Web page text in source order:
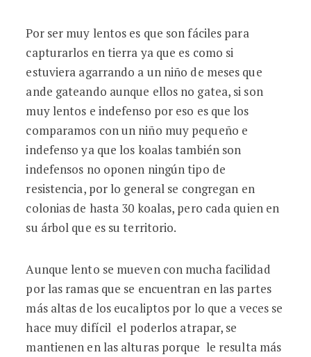
Por ser muy lentos es que son fáciles para
capturarlos en tierra ya que es como si
estuviera agarrando a un niño de meses que
ande gateando aunque ellos no gatea, si son
muy lentos e indefenso por eso es que los
comparamos con un niño muy pequeño e
indefenso ya que los koalas también son
indefensos no oponen ningún tipo de
resistencia, por lo general se congregan en
colonias de hasta 30 koalas, pero cada quien en
su árbol que es su territorio.
Aunque lento se mueven con mucha facilidad
por las ramas que se encuentran en las partes
más altas de los eucaliptos por lo que a veces se
hace muy difícil el poderlos atrapar, se
mantienen en las alturas porque le resulta más